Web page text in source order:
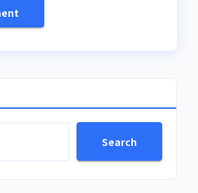
Search